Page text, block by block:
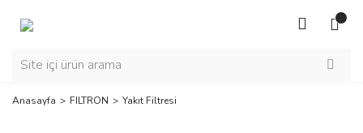
Anasayfa FILTRON Yakıt Filtresi